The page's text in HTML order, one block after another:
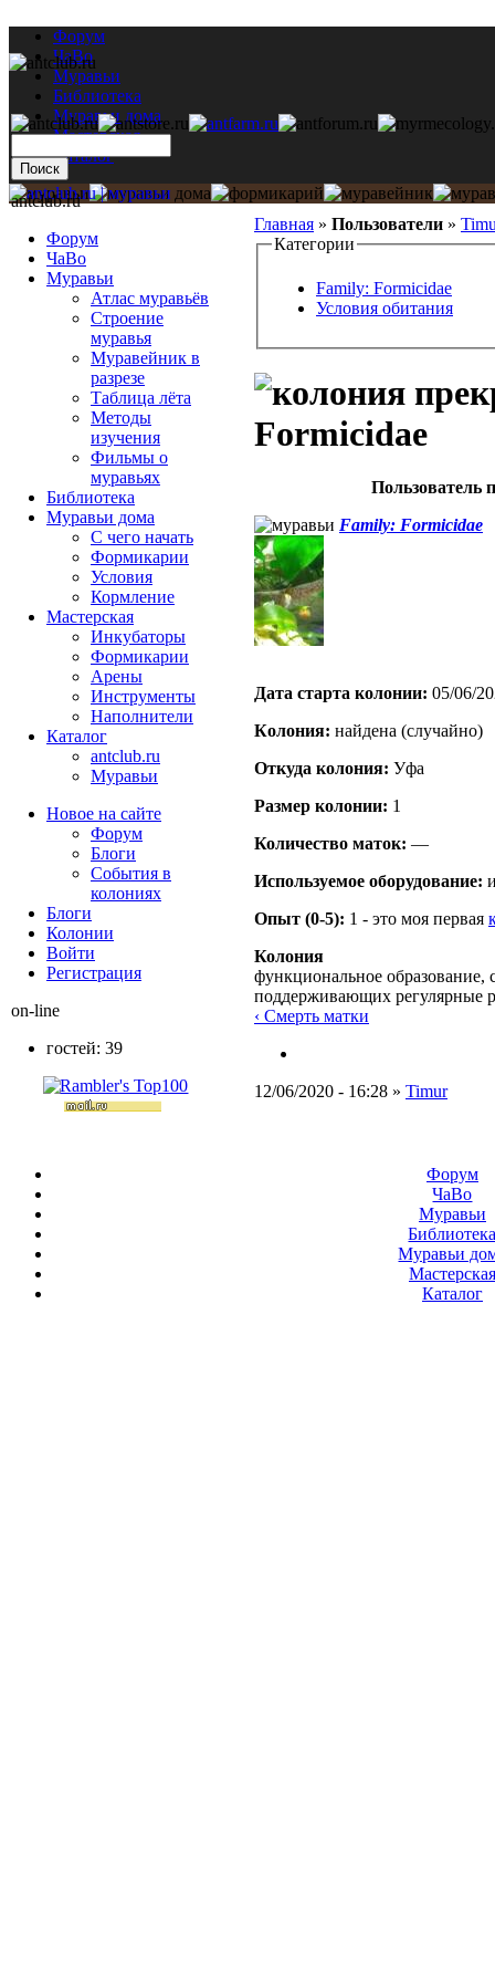
Форум
ЧаВо
Муравьи
Библиотека
Муравьи дома
Мастерская
Каталог
Главная » Пользователи »
Категории
Family: Formicidae
Условия обитания
Formicidae
Пользователь
Family: Formicidae
Дата старта кoлонии: 05/06/
Кoлония: найдена (случайно)
Откуда кoлония: Уфа
Размер кoлонии: 1
Количество маток: —
Используемое оборудование:
Опыт (0-5): 1 - это моя первая
Колония
функциональное образование,
поддерживающих регулярные
‹ Смерть матки
12/06/2020 - 16:28 » Timur
antclub.ru
Форум
ЧаВо
Муравьи
Атлас муравьёв
Строение
муравья
Муравейник в
разрезе
Таблица лёта
Методы
изучения
Фильмы о
муравьях
Библиотека
Муравьи дома
С чего начать
Формикарии
Условия
Кормление
Мастерская
Инкубаторы
Формикарии
Арены
Инструменты
Наполнители
Каталог
antclub.ru
Муравьи
Новое на сайте
Форум
Блоги
События в
колониях
Блоги
Колонии
Войти
Peгиcтpaция
on-line
гостей: 39
Форум
ЧаВо
Муравьи
Муравьи
Мастерская
Каталог